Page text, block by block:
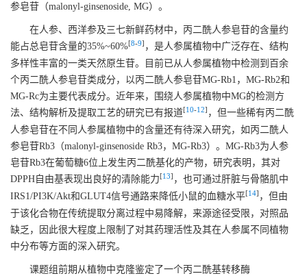
参皂苷（malonyl-ginsenoside, MG）。
在人参、西洋参及三七新鲜药材中，丙二酰人参皂苷的含量约
能占总皂苷含量的35%~60%[8-9] ，是人参属植物中广泛存在、结构
多样性丰富的一类天然原生苷。目前已从人参属植物中检测到百余
个丙二酰人参皂苷类成分，以丙二酰人参皂苷MG-Rb1，MG-Rb2和
MG-Rc为主要代表成分。近年来，围绕人参属植物中MG的检测方
法、结构解析及提取工艺的研究已有报道[10-12] ，但一些稀有丙二酰
人参皂苷在不同人参属植物中的含量还有待深入研究，如丙二酰人
参皂苷Rb3（malonyl-ginsenoside Rb3，MG-Rb3）。MG-Rb3为人参
皂苷Rb3在葡萄糖6位上发生丙二酰基化的产物，研究表明，其对
DPPH自由基表现出良好的清除能力[13] ，也可通过肝脏与骨骼肌中
IRS1/PI3K/Akt和GLUT4信号通路来降低小鼠的血糖水平[14] ，但由
于该化合物在传统提取分离过程中易降解，来源途径受限，对照品
缺乏，因此很大程度上限制了对其药理活性及其在人参属不同植物
中分布等方面的深入研究。
课题组前期从植物中克隆鉴定了一个丙二酰基转移酶